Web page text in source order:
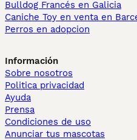
Bulldog Francés en Galicia
Caniche Toy en venta en
Perros en adopcion
Información
Sobre nosotros
Politica privacidad
Ayuda
Prensa
Condiciones de uso
Anunciar tus mascotas